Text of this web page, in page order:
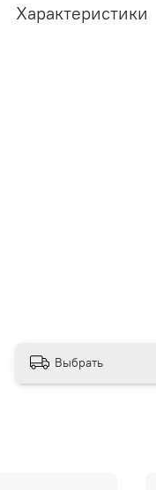
Характеристики
Выбрать